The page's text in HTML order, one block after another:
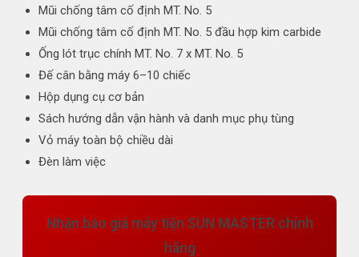
Mũi chống tâm cố định MT. No. 5
Mũi chống tâm cố định MT. No. 5 đầu hợp kim carbide
Ống lót trục chính MT. No. 7 x MT. No. 5
Đế cân bằng máy 6–10 chiếc
Hộp dụng cụ cơ bản
Sách hướng dẫn vận hành và danh mục phụ tùng
Vỏ máy toàn bộ chiều dài
Đèn làm việc
Nhận báo giá máy tiện SUN MASTER chính
hãng